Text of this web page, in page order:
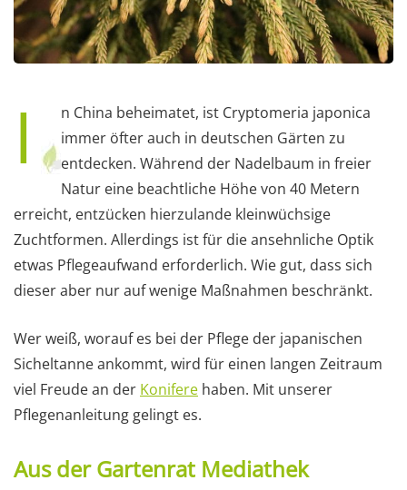
I
n China beheimatet, ist Cryptomeria japonica
immer öfter auch in deutschen Gärten zu
entdecken. Während der Nadelbaum in freier
Natur eine beachtliche Höhe von 40 Metern
erreicht, entzücken hierzulande kleinwüchsige
Zuchtformen. Allerdings ist für die ansehnliche Optik
etwas Pflegeaufwand erforderlich. Wie gut, dass sich
dieser aber nur auf wenige Maßnahmen beschränkt.
Wer weiß, worauf es bei der Pflege der japanischen
Sicheltanne ankommt, wird für einen langen Zeitraum
viel Freude an der Konifere haben. Mit unserer
Pflegenanleitung gelingt es.
Aus der Gartenrat Mediathek